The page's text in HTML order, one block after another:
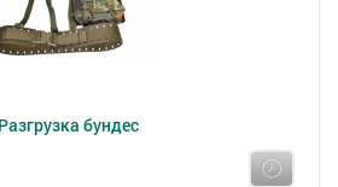
Разгрузка бундес